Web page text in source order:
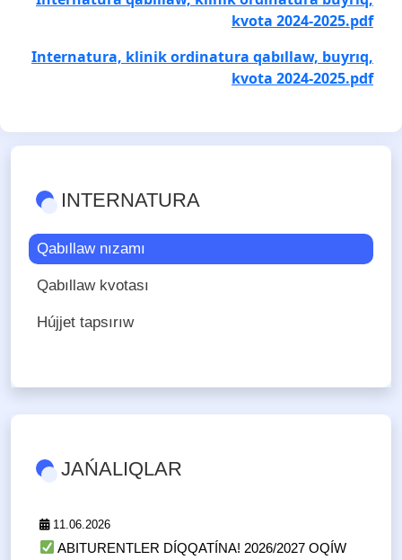
kvota 2024-2025.pdf
Internatura, klinik ordinatura qabıllaw, buyrıq,
kvota 2024-2025.pdf
INTERNATURA
Qabıllaw nızamı
Qabıllaw kvotası
Hújjet tapsırıw
JAŃALIQLAR
11.06.2026
ABITURENTLER DÍQQATÍNA! 2026/2027 OQÍW